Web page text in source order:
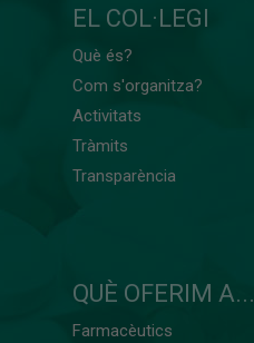
EL COL·LEGI
Què és?
Com s'organitza?
Activitats
Tràmits
Transparència
QUÈ OFERIM A...
Farmacèutics